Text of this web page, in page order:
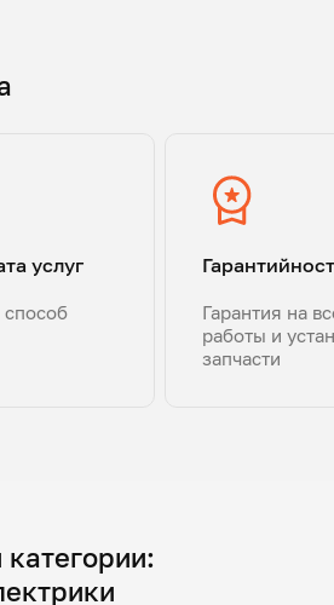
услуг
Гарантия на
работы и
запчасти